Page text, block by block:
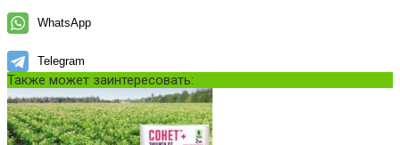
WhatsApp
Telegram
Также может заинтересовать: